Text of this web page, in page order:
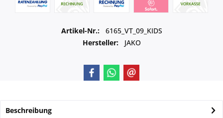
Artikel-Nr.:
6165_VT_09_KIDS
Hersteller:
JAKO
Beschreibung